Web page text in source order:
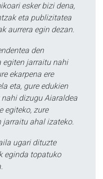
esker bizi dena,
eta publizitatea
aurrera egin dezan.
den
egiten jarraitu nahi
ekarpena ere
eta, gure edukien
dizugu Aiaraldea
egiteko, zure
jarraitu ahal izateko.
ugari dituzte
eginda topatuko